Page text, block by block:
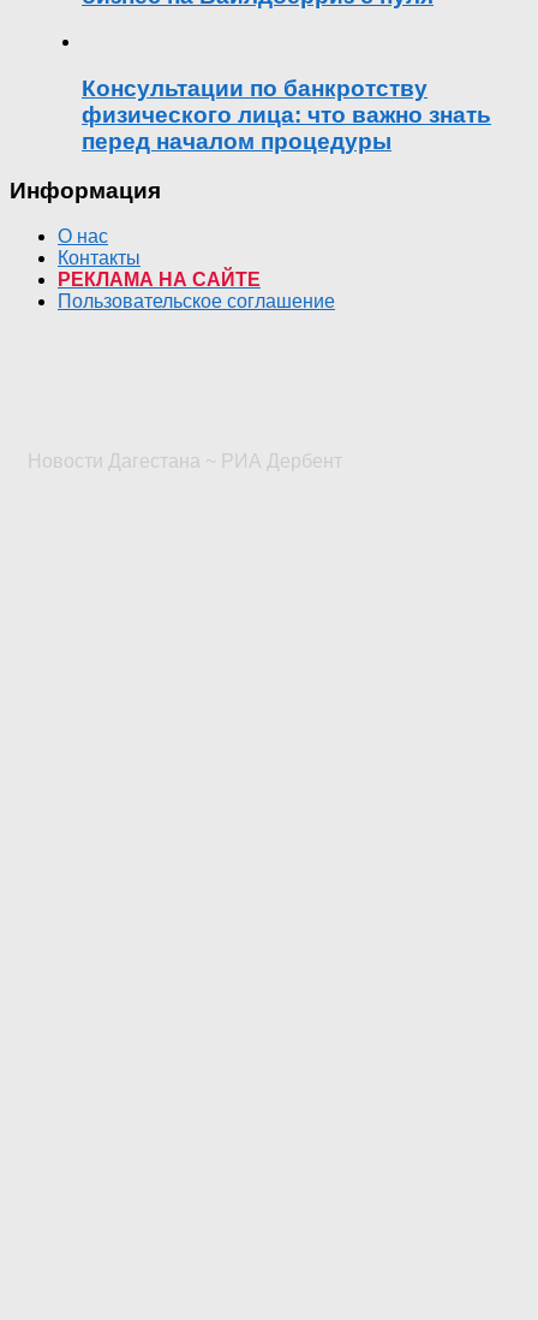
Консультации по банкротству
физического лица: что важно знать
перед началом процедуры
Информация
О нас
Контакты
РЕКЛАМА НА САЙТЕ
Пользовательское соглашение
Новости Дагестана ~ РИА Дербент